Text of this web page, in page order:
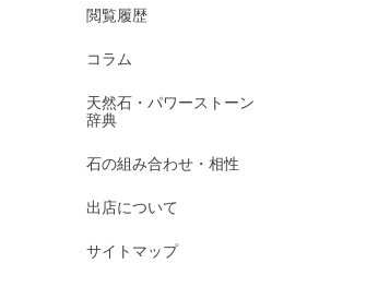
閲覧履歴
コラム
天然石・パワーストーン
辞典
石の組み合わせ・相性
出店について
サイトマップ